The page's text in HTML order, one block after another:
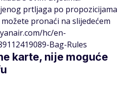
prtljaga po propozicijama
pronaći na slijedećem
hc/en-
Bag-Rules
karte, nije moguće